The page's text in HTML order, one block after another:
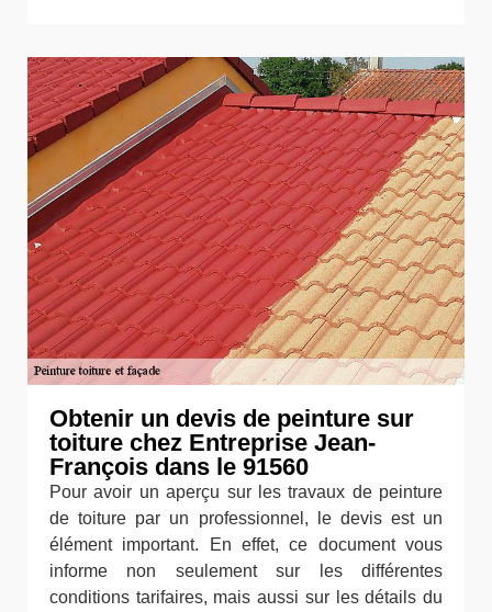
Obtenir un devis de peinture sur
toiture chez Entreprise Jean-
François dans le 91560
Pour avoir un aperçu sur les travaux de peinture
de toiture par un professionnel, le devis est un
élément important. En effet, ce document vous
informe non seulement sur les différentes
conditions tarifaires, mais aussi sur les détails du